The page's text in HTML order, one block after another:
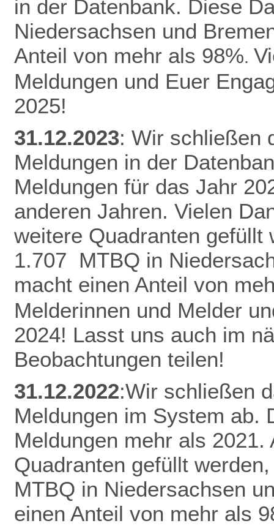
in der Datenbank. Diese
Niedersachsen und
Anteil von mehr als 98%.
Meldungen und Euer
2025!
31.12.2023: Wir schließen
Meldungen in der
Meldungen für das Jahr
anderen Jahren. Vielen
weitere Quadranten gefüllt
1.707 MTBQ in
macht einen Anteil von
Melderinnen und Melder
2024! Lasst uns auch im
Beobachtungen teilen!
31.12.2022:Wir schließen
Meldungen im System ab.
Meldungen mehr als 2021.
Quadranten gefüllt
MTBQ in Niedersachsen
einen Anteil von mehr als